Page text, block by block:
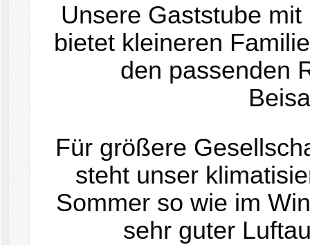
Unsere Gaststube
bietet kleineren
den passenden
Für größere
steht unser
Sommer so wie im
sehr guter